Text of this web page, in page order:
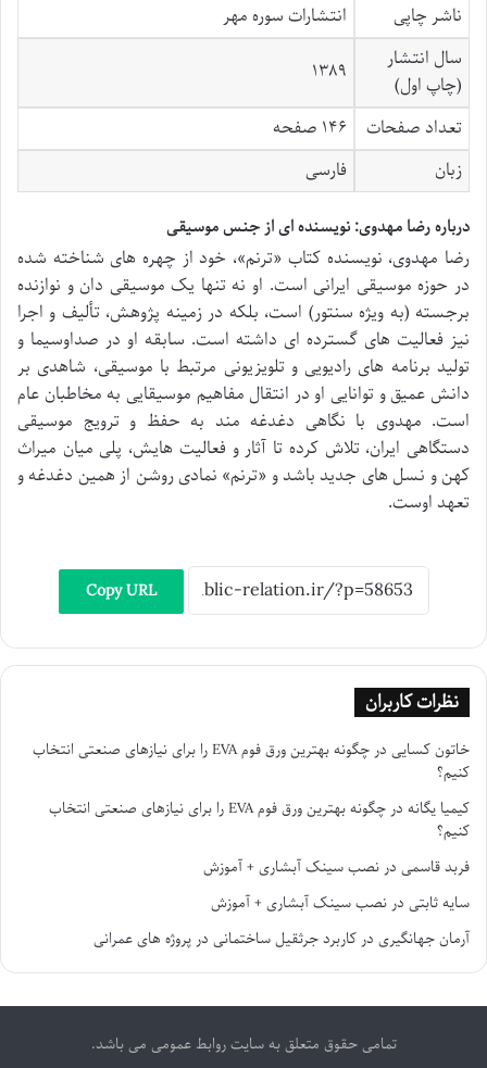
ناشر چاپی
انتشارات سوره مهر
سال انتشار
(چاپ اول)
۱۳۸۹
تعداد صفحات
۱۴۶ صفحه
زبان
فارسی
درباره رضا مهدوی: نویسنده ای از جنس موسیقی
رضا مهدوی، نویسنده کتاب «ترنم»، خود از چهره های شناخته شده
در حوزه موسیقی ایرانی است. او نه تنها یک موسیقی دان و نوازنده
برجسته (به ویژه سنتور) است، بلکه در زمینه پژوهش، تألیف و اجرا
نیز فعالیت های گسترده ای داشته است. سابقه او در صداوسیما و
تولید برنامه های رادیویی و تلویزیونی مرتبط با موسیقی، شاهدی بر
دانش عمیق و توانایی او در انتقال مفاهیم موسیقایی به مخاطبان عام
است. مهدوی با نگاهی دغدغه مند به حفظ و ترویج موسیقی
دستگاهی ایران، تلاش کرده تا آثار و فعالیت هایش، پلی میان میراث
کهن و نسل های جدید باشد و «ترنم» نمادی روشن از همین دغدغه و
تعهد اوست.
Copy URL
نظرات کاربران
خاتون کسایی در
چگونه بهترین ورق فوم EVA را برای نیازهای صنعتی انتخاب
کنیم؟
کیمیا یگانه در
چگونه بهترین ورق فوم EVA را برای نیازهای صنعتی انتخاب
کنیم؟
فربد قاسمی درنصب سینک آبشاری + آموزش
سایه ثابتی درنصب سینک آبشاری + آموزش
آرمان جهانگیری درکاربرد جرثقیل ساختمانی در پروژه های عمرانی
تمامی حقوق متعلق به سایت روابط عمومی می باشد.